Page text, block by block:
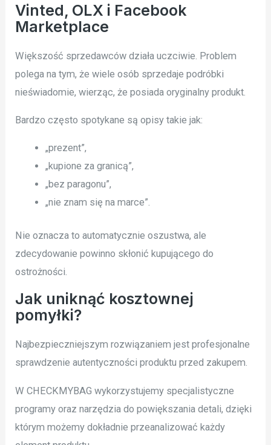
Vinted, OLX i Facebook
Marketplace
Większość sprzedawców działa uczciwie. Problem
polega na tym, że wiele osób sprzedaje podróbki
nieświadomie, wierząc, że posiada oryginalny produkt.
Bardzo często spotykane są opisy takie jak:
„prezent”,
„kupione za granicą”,
„bez paragonu”,
„nie znam się na marce”.
Nie oznacza to automatycznie oszustwa, ale
zdecydowanie powinno skłonić kupującego do
ostrożności.
Jak uniknąć kosztownej
pomyłki?
Najbezpieczniejszym rozwiązaniem jest profesjonalne
sprawdzenie autentyczności produktu przed zakupem.
W CHECKMYBAG wykorzystujemy specjalistyczne
programy oraz narzędzia do powiększania detali, dzięki
którym możemy dokładnie przeanalizować każdy